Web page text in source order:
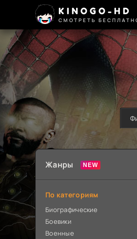
KINOGO-HD
СМОТРЕТЬ
Жанры
По категориям
Биографические
Боевики
Военные